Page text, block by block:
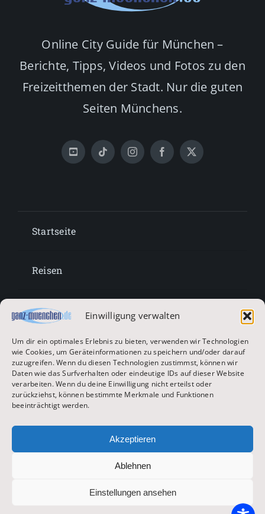
Einwilligung verwalten
Um dir ein optimales Erlebnis zu bieten, verwenden wir Technologien
wie Cookies, um Geräteinformationen zu speichern und/oder darauf
zuzugreifen. Wenn du diesen Technologien zustimmst, können wir
Daten wie das Surfverhalten oder eindeutige IDs auf dieser Website
verarbeiten. Wenn du deine Einwilligung nicht erteilst oder
zurückziehst, können bestimmte Merkmale und Funktionen
beeinträchtigt werden.
Akzeptieren
Ablehnen
Einstellungen ansehen
Online City Guide für München –
Berichte, Tipps, Videos und Fotos zu den
Freizeitthemen der Stadt. Nur die guten
Seiten Münchens.
Startseite
Reisen
Lifestyle
Entertainment
Oktoberfest & Volksfeste
Zur Hauptseite